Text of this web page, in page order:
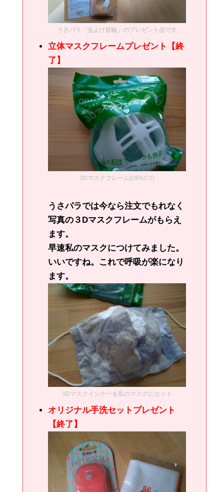
うさパラ「虫よけ首輪」のプレゼント品です
立体マスクフレームプレゼント【終
了】
3Dマスクフレーム(OPACY)
うさパラでは今なら注文でもれなく
写真の３Dマスクフレームがもらえ
ます。
早速私のマスクにつけてみました。
いいですね。これで呼吸が楽になり
ます。
3Dマスクインナーを私のマスクにセット
オリジナル手洗セットプレゼント
【終了】